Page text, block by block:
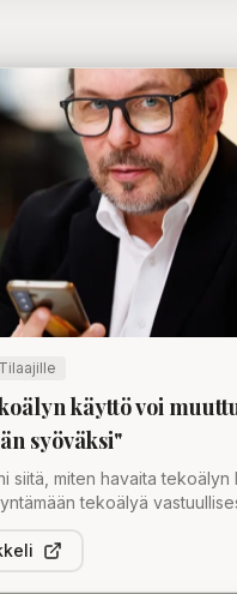
Tilaajille
käyttö voi
syöväksi"
siitä, miten havaita tekoälyn
tekoälyä